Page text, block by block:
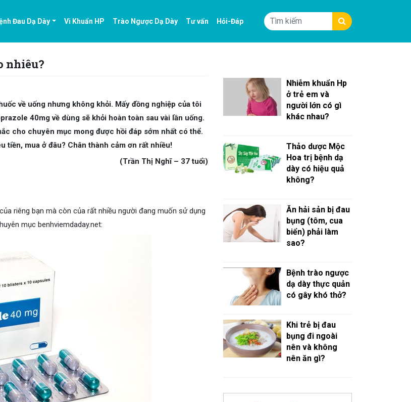
Đau Dạ Dày Vi Khuẩn HP Trào Ngược Dạ Dày Tư vấn Hỏi-Đáp
nhiêu?
về uống nhưng không khỏi. Mấy đồng nghiệp của tôi
40mg về dùng sẽ khỏi hoàn toàn sau vài lần uống.
cho chuyên mục mong được hồi đáp sớm nhất có thể.
tiền, mua ở đâu? Chân thành cảm ơn rất nhiều!
(Trần Thị Nghĩ – 37 tuổi)
riêng bạn mà còn của rất nhiều người đang muốn sử dụng
mục benhviemdaday.net:
Nhiễm khuẩn Hp
ở trẻ em và
người lớn có gì
khác nhau?
Thảo dược Mộc
Hoa trị bệnh dạ
dày có hiệu quả
không?
Ăn hải sản bị đau
bụng (tôm, cua
biển) phải làm
sao?
Bệnh trào ngược
dạ dày thực quản
có gây khó thở?
Khi trẻ bị đau
bụng đi ngoài
nên và không
nên ăn gì?